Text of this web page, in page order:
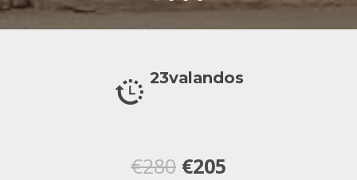
23valandos
€280 Original
€205